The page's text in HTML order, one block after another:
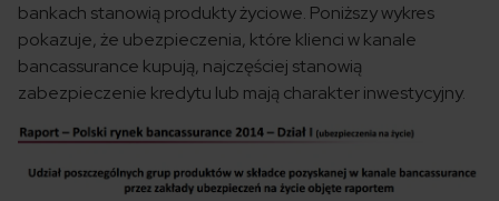
bankach stanowią produkty życiowe. Poniższy wykres
pokazuje, że ubezpieczenia, które klienci w kanale
bancassurance kupują, najczęściej stanowią
zabezpieczenie kredytu lub mają charakter inwestycyjny.